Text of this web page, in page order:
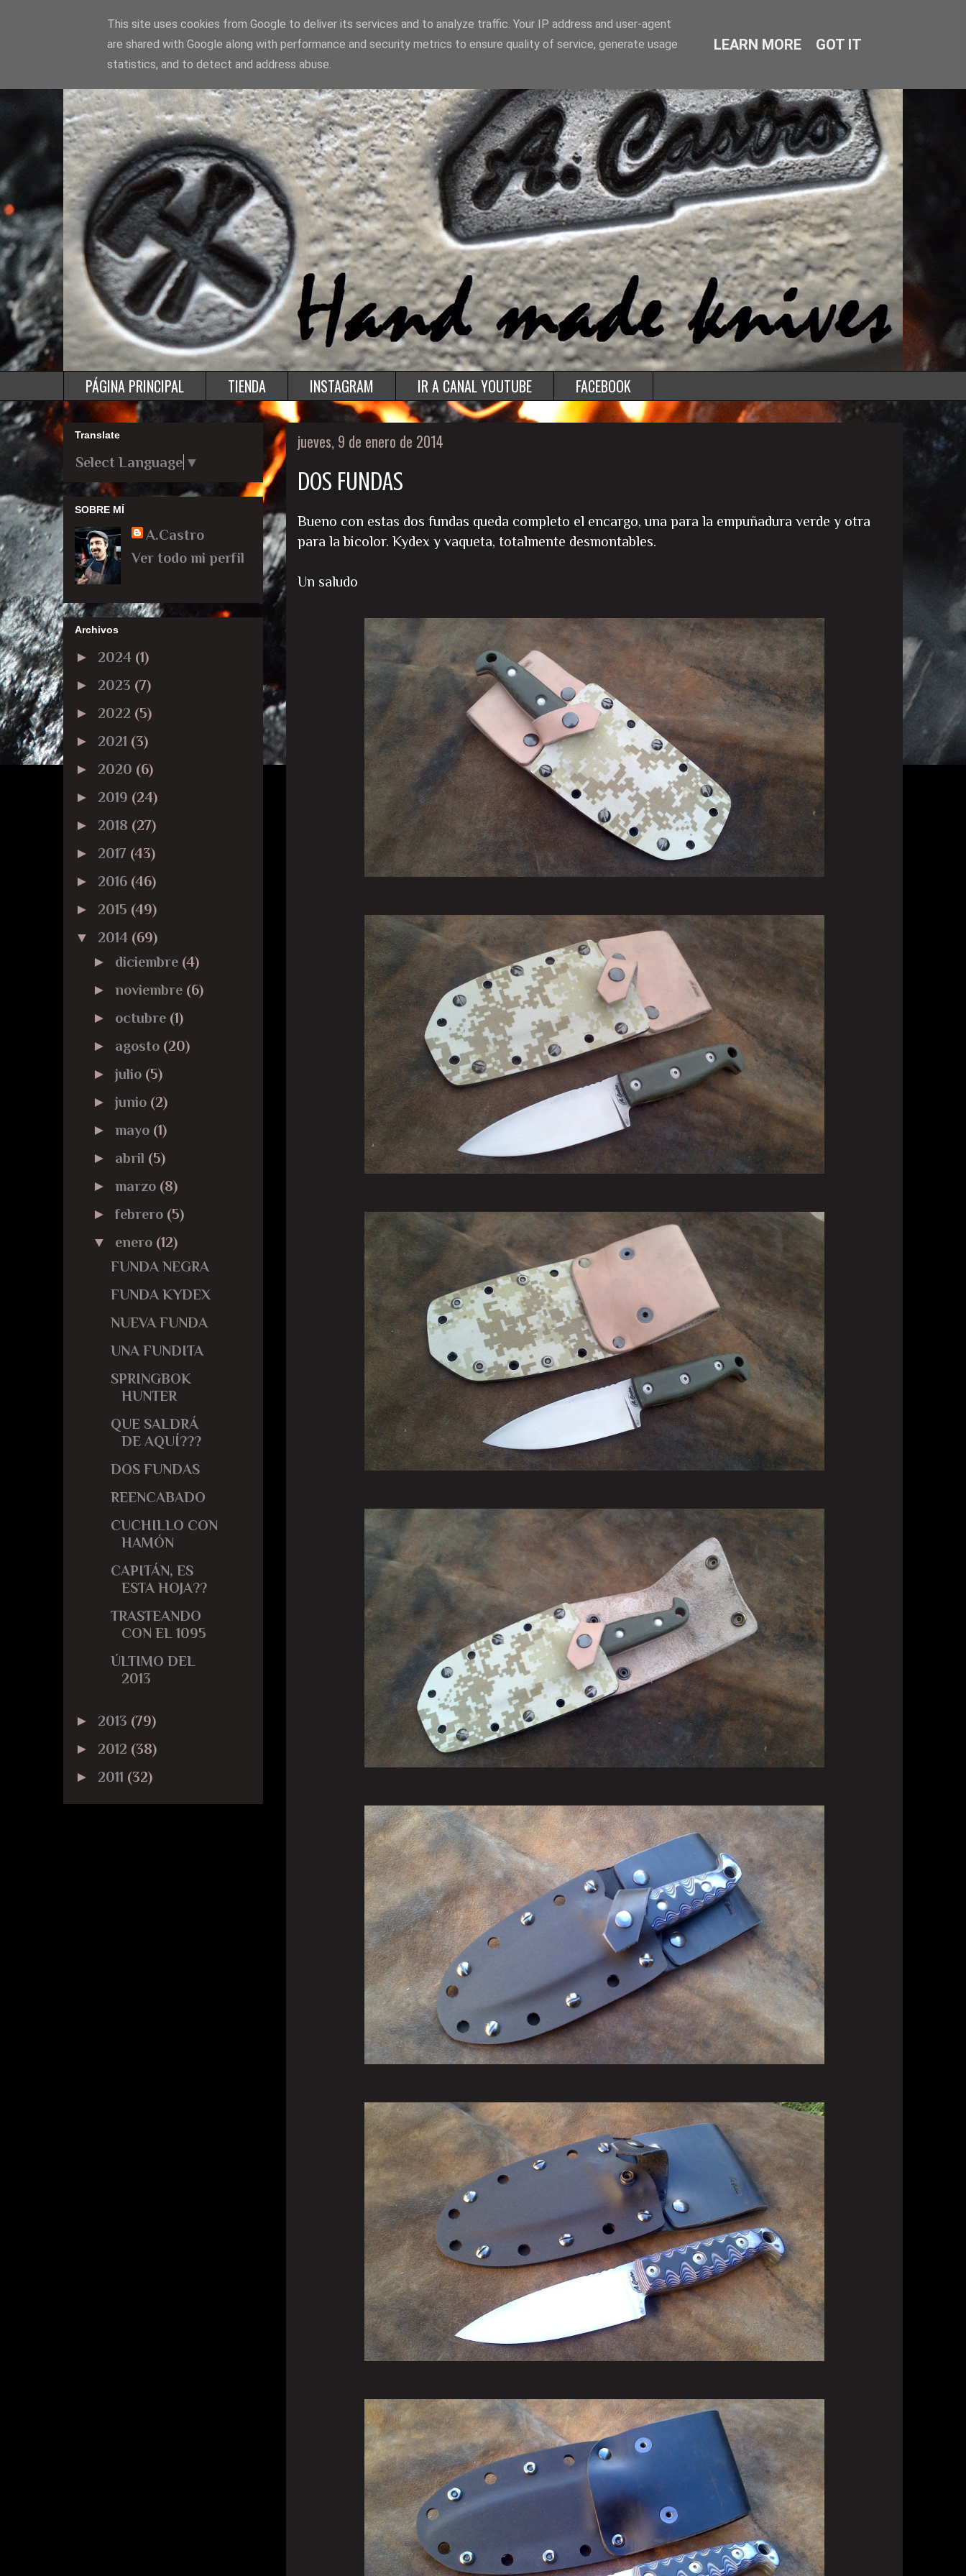
PÁGINA PRINCIPAL TIENDA INSTAGRAM IR A CANAL YOUTUBE FACEBOOK
jueves, 9 de enero de 2014
DOS FUNDAS
Bueno con estas dos fundas queda completo el encargo, una para la empuñadura verde y otra
para la bicolor. Kydex y vaqueta, totalmente desmontables.
Un saludo
Translate
Select Language ▼
SOBRE MÍ
A.Castro
Ver todo mi perfil
Archivos
► 2024 (1)
► 2023 (7)
► 2022 (5)
► 2021 (3)
► 2020 (6)
► 2019 (24)
► 2018 (27)
► 2017 (43)
► 2016 (46)
► 2015 (49)
▼ 2014 (69)
► diciembre (4)
► noviembre (6)
► octubre (1)
► agosto (20)
►julio (5)
►junio (2)
► mayo (1)
► abril (5)
► marzo (8)
► febrero (5)
▼ enero (12)
FUNDA NEGRA
FUNDA KYDEX
NUEVA FUNDA
UNA FUNDITA
SPRINGBOK
HUNTER
QUE SALDRÁ
DE AQUÍ???
DOS FUNDAS
REENCABADO
CUCHILLO CON
HAMÓN
CAPITÁN, ES
ESTA HOJA??
TRASTEANDO
CON EL 1095
ÚLTIMO DEL
2013
► 2013 (79)
► 2012 (38)
► 2011 (32)
This site uses cookies from Google to deliver its services and to analyze traffic. Your IP address and user-agent
are shared with Google along with performance and security metrics to ensure quality of service, generate usage
statistics, and to detect and address abuse.
LEARN MORE GOT IT